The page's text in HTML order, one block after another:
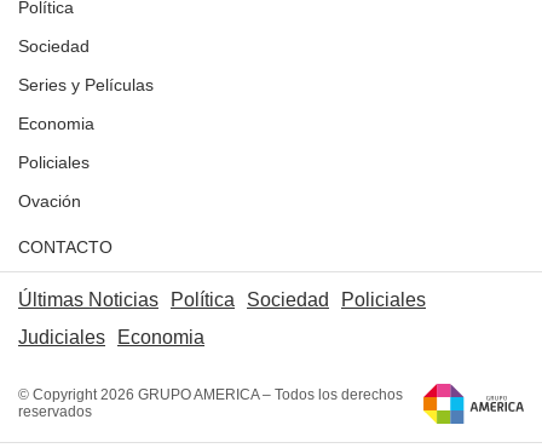
Política
Sociedad
Series y Películas
Economia
Policiales
Ovación
CONTACTO
Últimas Noticias Política Sociedad
Policiales
Judiciales
Economia
© Copyright 2026 GRUPO AMERICA – Todos los derechos
reservados